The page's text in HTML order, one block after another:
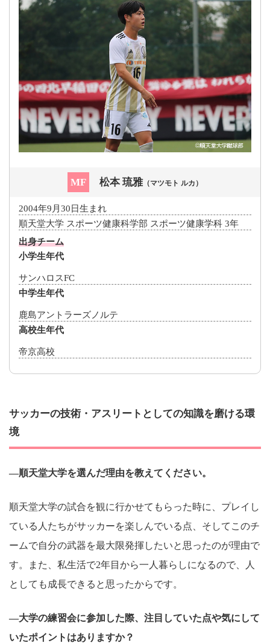
MF 松本 琉雅 （マツモト ルカ）
2004年9月30日生まれ
順天堂大学 スポーツ健康科学部 スポーツ健康学科 3年
出身チーム
小学生年代
サンハロスFC
中学生年代
鹿島アントラーズノルテ
高校生年代
帝京高校
サッカーの技術・アスリートとしての知識を磨ける環
境
―順天堂大学を選んだ理由を教えてください。
順天堂大学の試合を観に行かせてもらった時に、プレイし
ている人たちがサッカーを楽しんでいる点、そしてこのチ
ームで自分の武器を最大限発揮したいと思ったのが理由で
す。また、私生活で2年目から一人暮らしになるので、人
としても成長できると思ったからです。
―大学の練習会に参加した際、注目していた点や気にして
いたポイントはありますか？